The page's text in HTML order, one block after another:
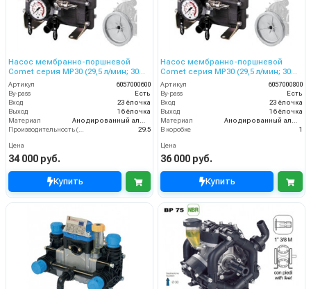
Насос мембранно-поршневой
Comet серия МР30 (29,5 л/мин; 30
бар) с шкивом d=292
Артикул
6057000600
By-pass
Есть
Вход
23 ёлочка
Выход
16 ёлочка
Материал
Анодированный алюминий
Производительность (л/мин)
29.5
Цена
34 000 руб.
Купить
Насос мембранно-поршневой
Comet серия МР30 (29,5 л/мин; 30
бар) с шкивом d=247
Артикул
6057000800
By-pass
Есть
Вход
23 ёлочка
Выход
16 ёлочка
Материал
Анодированный алюминий
В коробке
1
Цена
36 000 руб.
Купить